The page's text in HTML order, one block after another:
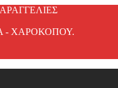
- ΧΑΡΟΚΟΠΟΥ.